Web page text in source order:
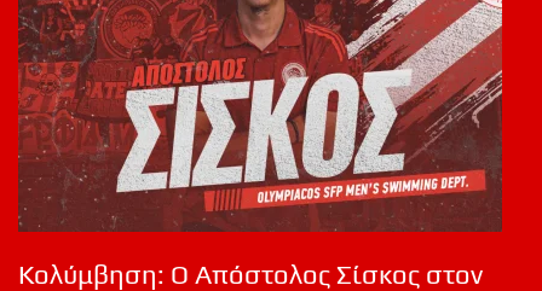
Κολύμβηση: Ο Απόστολος Σίσκος στον